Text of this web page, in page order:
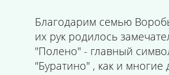
Благодарим семью
их рук родилось
"Полено" - главный
"Буратино" , как и многие